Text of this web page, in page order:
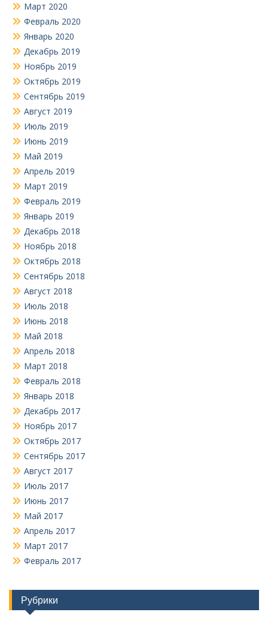
Март 2020
Февраль 2020
Январь 2020
Декабрь 2019
Ноябрь 2019
Октябрь 2019
Сентябрь 2019
Август 2019
Июль 2019
Июнь 2019
Май 2019
Апрель 2019
Март 2019
Февраль 2019
Январь 2019
Декабрь 2018
Ноябрь 2018
Октябрь 2018
Сентябрь 2018
Август 2018
Июль 2018
Июнь 2018
Май 2018
Апрель 2018
Март 2018
Февраль 2018
Январь 2018
Декабрь 2017
Ноябрь 2017
Октябрь 2017
Сентябрь 2017
Август 2017
Июль 2017
Июнь 2017
Май 2017
Апрель 2017
Март 2017
Февраль 2017
Рубрики